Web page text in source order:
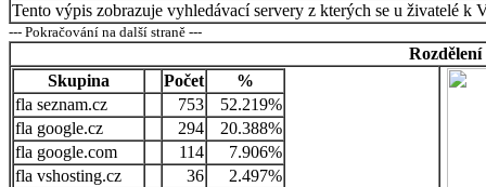
Tento výpis zobrazuje vyhledávací servery z kterých se u živatelé k
--- Pokračování na další straně ---
Skupina
Počet
%
seznam.cz
753
52.219%
google.cz
294
20.388%
google.com
114
7.906%
vshosting.cz
36
2.497%